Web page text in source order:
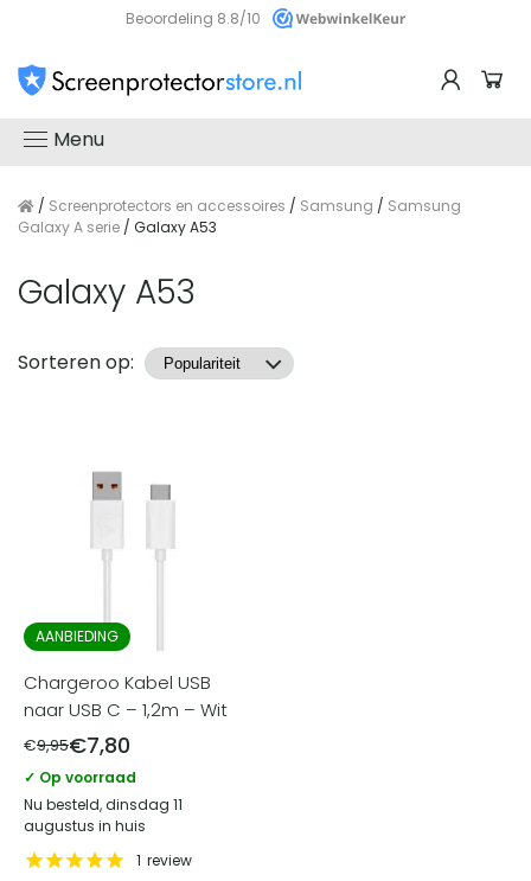
Beoordeling 8.8/10
Menu
/ Screenprotectors en accessoires / Samsung / Samsung
Galaxy A serie / Galaxy A53
Galaxy A53
Producten
Sorteren op:
AANBIEDING
Chargeroo Kabel USB
naar USB C – 1,2m – Wit
€9,95€7,80
✓ Op voorraad
Nu besteld, dinsdag 11
augustus in huis
1 review